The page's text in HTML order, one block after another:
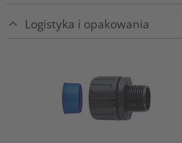
Logistyka i opakowania